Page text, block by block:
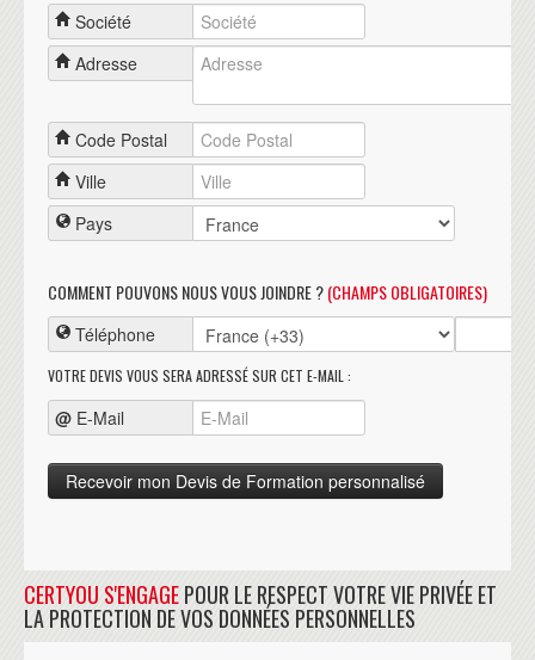
Société
Adresse
Code Postal
Ville
Pays
COMMENT POUVONS NOUS VOUS JOINDRE ?(CHAMPS OBLIGATOIRES)
Téléphone
VOTRE DEVIS VOUS SERA ADRESSÉ SUR CET E-MAIL :
@ E-Mail
CERTYOU S'ENGAGEPOUR LE RESPECT VOTRE VIE PRIVÉE ET
LA PROTECTION DE VOS DONNÉES PERSONNELLES